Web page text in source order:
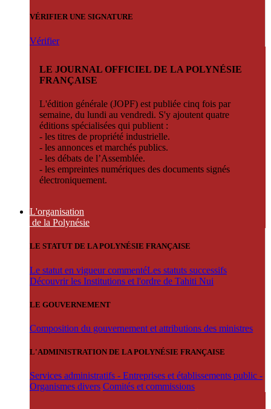
VÉRIFIER UNE SIGNATURE
Vérifier
LE JOURNAL OFFICIEL DE LA POLYNÉSIE
FRANÇAISE
L'édition générale (JOPF) est publiée cinq fois par
semaine, du lundi au vendredi. S'y ajoutent quatre
éditions spécialisées qui publient :
- les titres de propriété industrielle.
- les annonces et marchés publics.
- les débats de l’Assemblée.
- les empreintes numériques des documents signés
électroniquement.
L'organisation
de la Polynésie
LE STATUT DE LA POLYNÉSIE FRANÇAISE
Le statut en vigueur commentéLes statuts successifs
Découvrir les Institutions et l'ordre de Tahiti Nui
LE GOUVERNEMENT
Composition du gouvernement et attributions des ministres
L'ADMINISTRATION DE LA POLYNÉSIE FRANÇAISE
Services administratifs - Entreprises et établissements public -
Organismes divers Comités et commissions